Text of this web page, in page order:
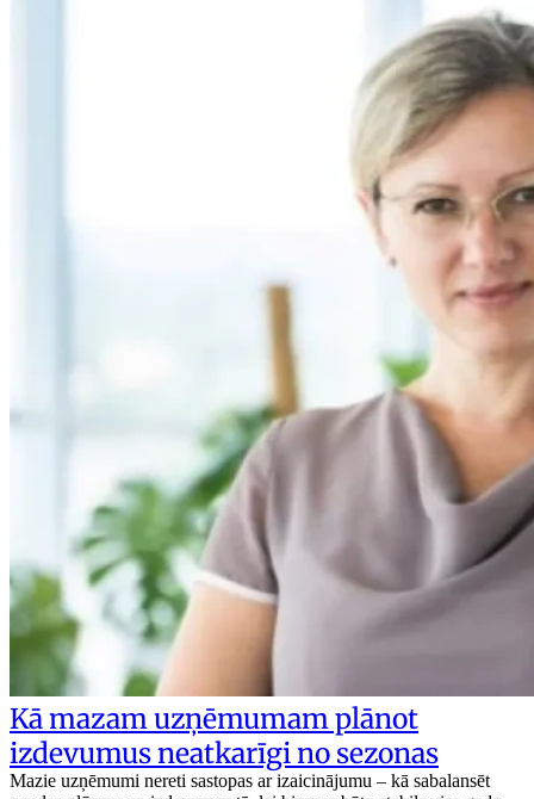
Kā mazam uzņēmumam plānot
izdevumus neatkarīgi no sezonas
Mazie uzņēmumi nereti sastopas ar izaicinājumu – kā sabalansēt